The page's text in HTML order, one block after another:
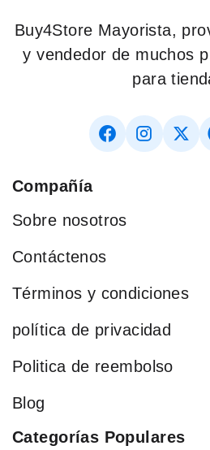
Buy4Store Mayorista,
y vendedor de muchos
para
Compañía
Sobre nosotros
Contáctenos
Términos y condiciones
política de privacidad
Politica de reembolso
Blog
Categorías Populares